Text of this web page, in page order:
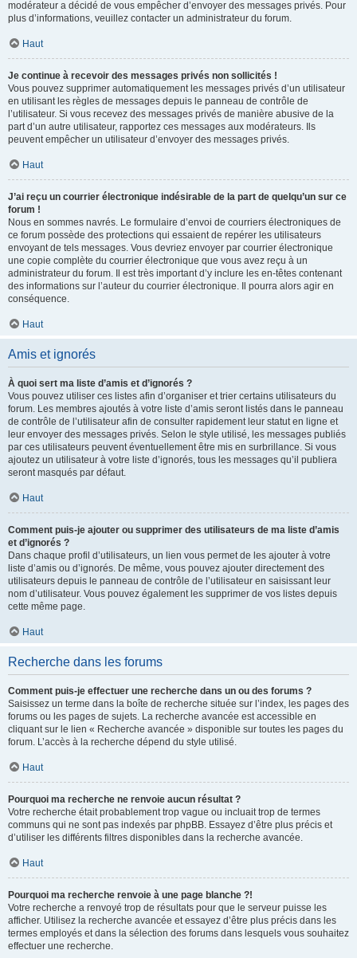
modérateur a décidé de vous empêcher d’envoyer des messages privés. Pour
plus d’informations, veuillez contacter un administrateur du forum.
Haut
Je continue à recevoir des messages privés non sollicités !
Vous pouvez supprimer automatiquement les messages privés d’un utilisateur
en utilisant les règles de messages depuis le panneau de contrôle de
l’utilisateur. Si vous recevez des messages privés de manière abusive de la
part d’un autre utilisateur, rapportez ces messages aux modérateurs. Ils
peuvent empêcher un utilisateur d’envoyer des messages privés.
Haut
J’ai reçu un courrier électronique indésirable de la part de quelqu’un sur ce
forum !
Nous en sommes navrés. Le formulaire d’envoi de courriers électroniques de
ce forum possède des protections qui essaient de repérer les utilisateurs
envoyant de tels messages. Vous devriez envoyer par courrier électronique
une copie complète du courrier électronique que vous avez reçu à un
administrateur du forum. Il est très important d’y inclure les en-têtes contenant
des informations sur l’auteur du courrier électronique. Il pourra alors agir en
conséquence.
Haut
Amis et ignorés
À quoi sert ma liste d’amis et d’ignorés ?
Vous pouvez utiliser ces listes afin d’organiser et trier certains utilisateurs du
forum. Les membres ajoutés à votre liste d’amis seront listés dans le panneau
de contrôle de l’utilisateur afin de consulter rapidement leur statut en ligne et
leur envoyer des messages privés. Selon le style utilisé, les messages publiés
par ces utilisateurs peuvent éventuellement être mis en surbrillance. Si vous
ajoutez un utilisateur à votre liste d’ignorés, tous les messages qu’il publiera
seront masqués par défaut.
Haut
Comment puis-je ajouter ou supprimer des utilisateurs de ma liste d’amis
et d’ignorés ?
Dans chaque profil d’utilisateurs, un lien vous permet de les ajouter à votre
liste d’amis ou d’ignorés. De même, vous pouvez ajouter directement des
utilisateurs depuis le panneau de contrôle de l’utilisateur en saisissant leur
nom d’utilisateur. Vous pouvez également les supprimer de vos listes depuis
cette même page.
Haut
Recherche dans les forums
Comment puis-je effectuer une recherche dans un ou des forums ?
Saisissez un terme dans la boîte de recherche située sur l’index, les pages des
forums ou les pages de sujets. La recherche avancée est accessible en
cliquant sur le lien « Recherche avancée » disponible sur toutes les pages du
forum. L’accès à la recherche dépend du style utilisé.
Haut
Pourquoi ma recherche ne renvoie aucun résultat ?
Votre recherche était probablement trop vague ou incluait trop de termes
communs qui ne sont pas indexés par phpBB. Essayez d’être plus précis et
d’utiliser les différents filtres disponibles dans la recherche avancée.
Haut
Pourquoi ma recherche renvoie à une page blanche ?!
Votre recherche a renvoyé trop de résultats pour que le serveur puisse les
afficher. Utilisez la recherche avancée et essayez d’être plus précis dans les
termes employés et dans la sélection des forums dans lesquels vous souhaitez
effectuer une recherche.